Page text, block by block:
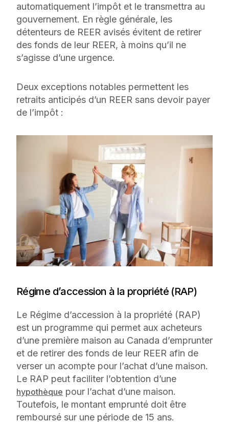
automatiquement l’impôt et le transmettra au
gouvernement. En règle générale, les
détenteurs de REER avisés évitent de retirer
des fonds de leur REER, à moins qu’il ne
s’agisse d’une urgence.
Deux exceptions notables permettent les
retraits anticipés d’un REER sans devoir payer
de l’impôt :
Régime d’accession à la propriété (RAP)
Le Régime d’accession à la propriété (RAP)
est un programme qui permet aux acheteurs
d’une première maison au Canada d’emprunter
et de retirer des fonds de leur REER afin de
verser un acompte pour l’achat d’une maison.
Le RAP peut faciliter l’obtention d’une
hypothèque pour l’achat d’une maison.
Toutefois, le montant emprunté doit être
remboursé sur une période de 15 ans.